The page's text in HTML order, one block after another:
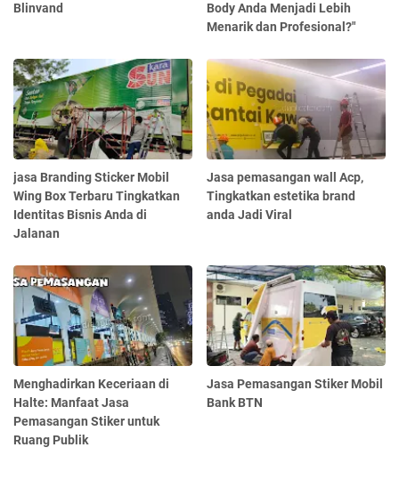
Blinvand
Body Anda Menjadi Lebih
Menarik dan Profesional?"
jasa Branding Sticker Mobil
Wing Box Terbaru Tingkatkan
Identitas Bisnis Anda di
Jalanan
Jasa pemasangan wall Acp,
Tingkatkan estetika brand
anda Jadi Viral
Menghadirkan Keceriaan di
Halte: Manfaat Jasa
Pemasangan Stiker untuk
Ruang Publik
Jasa Pemasangan Stiker Mobil
Bank BTN